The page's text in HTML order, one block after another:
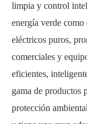
limpia y control
energía verde
eléctricos puros,
comerciales y
eficientes,
gama de productos
protección